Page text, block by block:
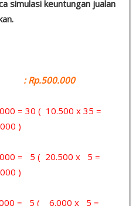
simulasi keuntungan jualan
: Rp.500.000
= 30 ( 10.500 x 35 =
)
= 5 ( 20.500 x 5 =
)
= 5 ( 6.000 x 5 =